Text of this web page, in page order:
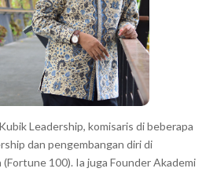
Leadership, komisaris di beberapa
dan pengembangan diri di
100). Ia juga Founder Akademi